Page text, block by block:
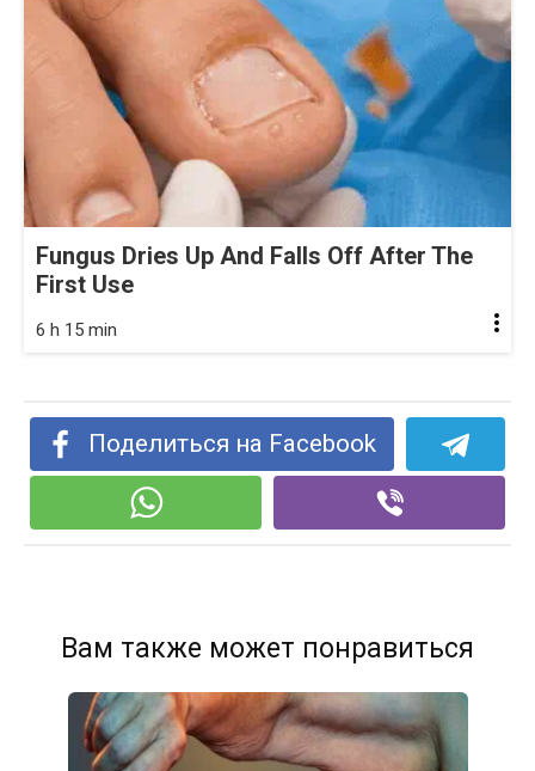
Fungus Dries Up And Falls Off After The
First Use
6 h 15 min
Поделиться на Facebook
Вам также может понравиться